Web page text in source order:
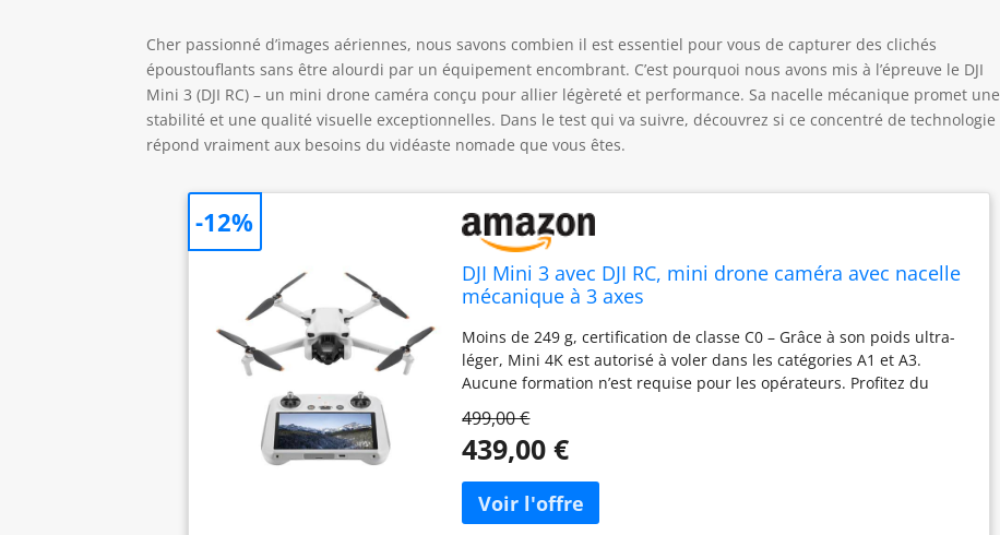
Cher passionné d’images aériennes, nous savons combien il est essentiel pour vous de capturer des clichés
époustouflants sans être alourdi par un équipement encombrant. C’est pourquoi nous avons mis à l’épreuve le DJI
Mini 3 (DJI RC) – un mini drone caméra conçu pour allier légèreté et performance. Sa nacelle mécanique promet une
stabilité et une qualité visuelle exceptionnelles. Dans le test qui va suivre, découvrez si ce concentré de technologie
répond vraiment aux besoins du vidéaste nomade que vous êtes.
DJI Mini 3 avec DJI RC, mini drone caméra avec nacelle
mécanique à 3 axes
Moins de 249 g, certification de classe C0 – Grâce à son poids ultra-
léger, Mini 4K est autorisé à voler dans les catégories A1 et A3.
Aucune formation n’est requise pour les opérateurs. Profitez du
en 4K UHD – Filmez en vidéo 4K HDR pour des prises aériennes
cristallines. Grâce à la fusion ISO double natif, Mini 3 permet de
jour comme de nuit[3]. Des vidéos verticales saisissantes prêtes au
partage : Avec Prise verticale réelle, vous pouvez facilement capturer
499,00 €
439,00 €
-12%